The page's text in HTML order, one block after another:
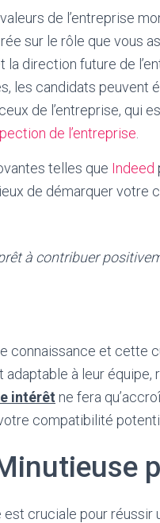
de l’entreprise
sur le rôle que vous
la direction future de
les candidats
de l’entreprise, qui
de l’entreprise
telles que Indeed
de démarquer votre
à contribuer
connaissance et cette
à leur
intérêt ne fera
compatibilité
cruciale pour réussir